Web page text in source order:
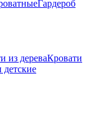
Гардероб
из дереваКровати
детские